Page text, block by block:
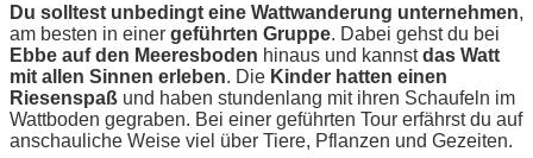
Du solltest unbedingt eine Wattwanderung unternehmen,
am besten in einer geführten Gruppe. Dabei gehst du bei
Ebbe auf den Meeresboden hinaus und kannstdas Watt
mit allen Sinnen erleben. Die Kinder hatten einen
Riesenspaß und haben stundenlang mit ihren Schaufeln im
Wattboden gegraben. Bei einer geführten Tour erfährst du auf
anschauliche Weise viel über Tiere, Pflanzen und Gezeiten.